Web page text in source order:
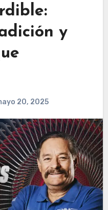
y
20, 2025